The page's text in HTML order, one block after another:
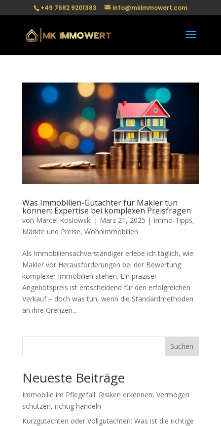
+49 7682 9201383 info@mkimmowert.com
Was Immobilien-Gutachter für Makler tun
können: Expertise bei komplexen Preisfragen
von Marcel Koslowski | März 21, 2025 | Immo-Tipps,
Märkte und Preise, Wohnimmobilien
Als Immobiliensachverständiger erlebe ich täglich, wie
Makler vor Herausforderungen bei der Bewertung
komplexer Immobilien stehen. Ein präziser
Angebotspreis ist entscheidend für den erfolgreichen
Verkauf – doch was tun, wenn die Standardmethoden
an ihre Grenzen...
Suchen
Neueste Beiträge
Immobilie im Pflegefall: Risiken erkennen, Vermögen
schützen, richtig handeln
Kurzgutachten oder Vollgutachten: Was ist die richtige